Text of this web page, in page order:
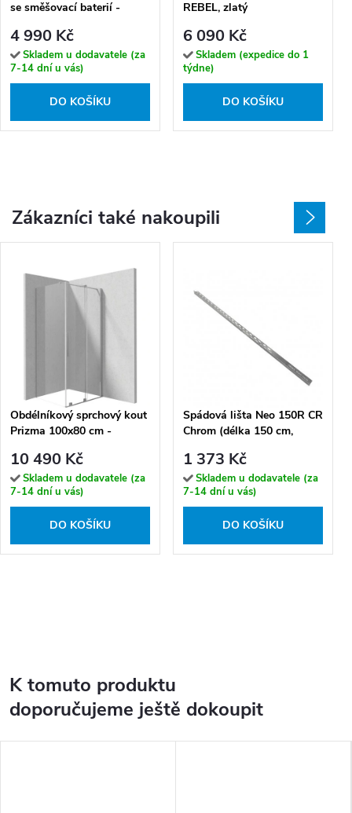
se směšovací baterií -
4 990 Kč
Skladem u dodavatele (za
7-14 dní u vás)
DO KOŠÍKU
REBEL, zlatý
6 090 Kč
Skladem (expedice do 1
týdne)
DO KOŠÍKU
Zákazníci také nakoupili
Obdélníkový sprchový kout
Prizma 100x80 cm -
kartáčovaná - bez vaničky
10 490 Kč
Skladem u dodavatele (za
7-14 dní u vás)
DO KOŠÍKU
Spádová lišta Neo 150R CR
Chrom (délka 150 cm,
1 373 Kč
Skladem u dodavatele (za
7-14 dní u vás)
DO KOŠÍKU
K tomuto produktu
doporučujeme ještě dokoupit